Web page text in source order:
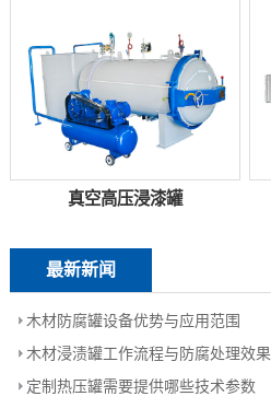
真空高压浸漆罐
最新新闻
木材防腐罐设备优势与应用范围
木材浸渍罐工作流程与防腐处理效果
定制热压罐需要提供哪些技术参数